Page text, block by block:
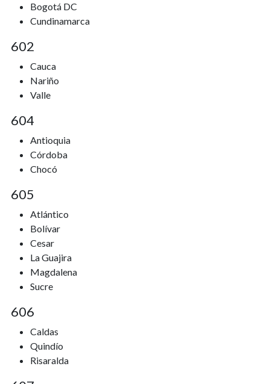
Bogotá DC
Cundinamarca
602
Cauca
Nariño
Valle
604
Antioquia
Córdoba
Chocó
605
Atlántico
Bolívar
Cesar
La Guajira
Magdalena
Sucre
606
Caldas
Quindío
Risaralda